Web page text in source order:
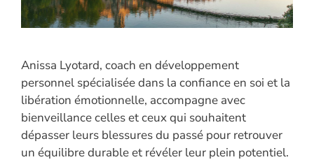
Anissa Lyotard, coach en développement
personnel spécialisée dans la confiance en soi et la
libération émotionnelle, accompagne avec
bienveillance celles et ceux qui souhaitent
dépasser leurs blessures du passé pour retrouver
un équilibre durable et révéler leur plein potentiel.